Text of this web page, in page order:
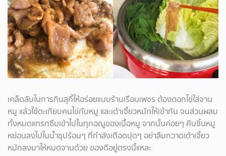
เคล็ดลับในการกินสุกี้ให้อร่อยแบบร้านเรือนเพชร ต้องตอกไข่ใส่จาน
หมู แล้วใช้ตะเกียบคนไข่กับหมู และเต้าเจี้ยวหมักให้เข้ากัน จนส่วนผสม
ทั้งหมดแทรกซึมเข้าไปในทุกอณูของเนื้อหมู จากนั้นค่อยๆ คีบชิ้นหมู
หย่อนลงไปในน้ำซุปร้อนๆ ที่กำลังเดือดปุดๆ อย่าลืมกวาดเต้าเจี้ยว
หมักลงมาให้หมดจานด้วย ของดีอยู่ตรงนี้แหละ